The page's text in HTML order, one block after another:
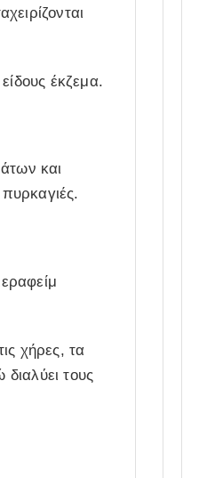
έκζεμα.
και
χήρες, τα
τους